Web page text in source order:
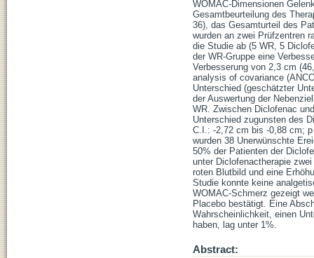
WOMAC-Dimensionen
Gesamtbeurteilung des
36), das Gesamturteil des
wurden an zwei Prüfzentren
die Studie ab (5 WR, 5
der WR-Gruppe eine
Verbesserung von 2,3 cm
analysis of covariance
Unterschied (geschätzter
der Auswertung der
WR. Zwischen Diclofenac
Unterschied zugunsten des
C.I.: -2,72 cm bis -0,88 cm;
wurden 38 Unerwünschte
50% der Patienten der
unter Diclofenactherapie
roten Blutbild und eine
Studie konnte keine
WOMAC-Schmerz gezeigt
Placebo bestätigt. Eine
Wahrscheinlichkeit, einen
haben, lag unter 1%.
Abstract: